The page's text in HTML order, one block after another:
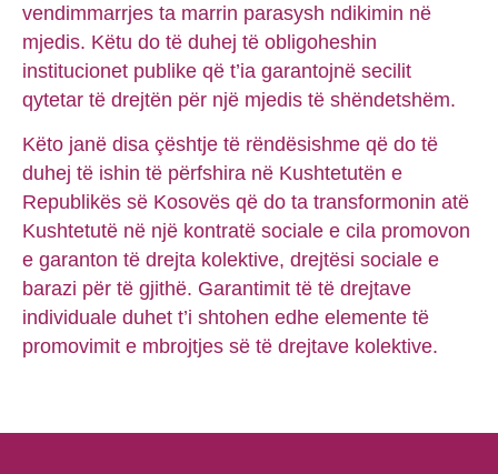
vendimmarrjes ta marrin parasysh ndikimin në
mjedis. Këtu do të duhej të obligoheshin
institucionet publike që t’ia garantojnë secilit
qytetar të drejtën për një mjedis të shëndetshëm.
Këto janë disa çështje të rëndësishme që do të
duhej të ishin të përfshira në Kushtetutën e
Republikës së Kosovës që do ta transformonin atë
Kushtetutë në një kontratë sociale e cila promovon
e garanton të drejta kolektive, drejtësi sociale e
barazi për të gjithë. Garantimit të të drejtave
individuale duhet t’i shtohen edhe elemente të
promovimit e mbrojtjes së të drejtave kolektive.